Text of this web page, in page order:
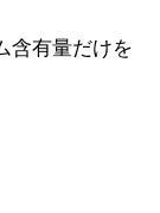
含有量だけを